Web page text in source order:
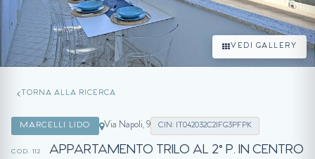
VEDI GALLERY
TORNA ALLA RICERCA
MARCELLI LIDO Via Napoli, 9 CIN: IT042032C2IFG3PFPK
COD. 112
APPARTAMENTO TRILO AL 2° P. IN CENTRO